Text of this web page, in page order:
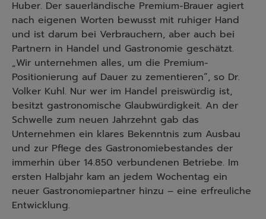
Huber. Der sauerländische Premium-Brauer agiert
nach eigenen Worten bewusst mit ruhiger Hand
und ist darum bei Verbrauchern, aber auch bei
Partnern in Handel und Gastronomie geschätzt.
„Wir unternehmen alles, um die Premium-
Positionierung auf Dauer zu zementieren“, so Dr.
Volker Kuhl. Nur wer im Handel preiswürdig ist,
besitzt gastronomische Glaubwürdigkeit. An der
Schwelle zum neuen Jahrzehnt gab das
Unternehmen ein klares Bekenntnis zum Ausbau
und zur Pflege des Gastronomiebestandes der
immerhin über 14.850 verbundenen Betriebe. Im
ersten Halbjahr kam an jedem Wochentag ein
neuer Gastronomiepartner hinzu – eine erfreuliche
Entwicklung.